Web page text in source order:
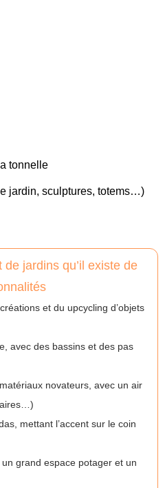
tonnelle
jardin, sculptures, totems…)
jardins qu’il existe de
et du upcycling d’objets
avec des bassins et des pas
novateurs, avec un air
mettant l’accent sur le coin
grand espace potager et un